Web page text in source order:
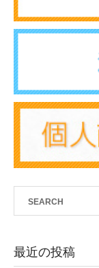
最近の投稿